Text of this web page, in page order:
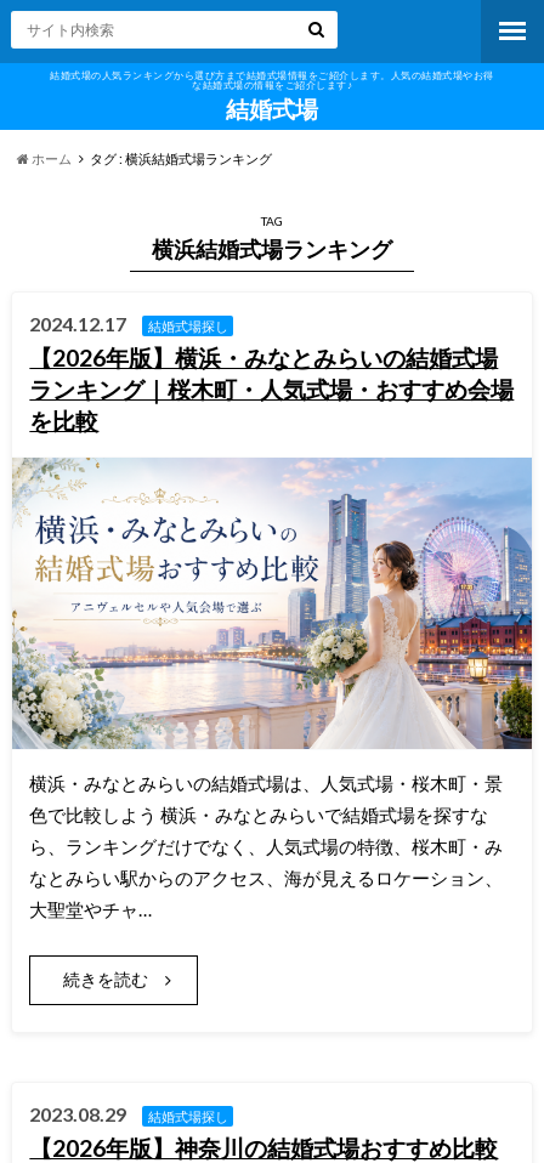
結婚式場の人気ランキングから選び方まで結婚式場情報をご紹介します。人気の結婚式場やお得
な結婚式場の情報をご紹介します♪
結婚式場
ホーム タグ : 横浜結婚式場ランキング
TAG
横浜結婚式場ランキング
2024.12.17 結婚式場探し
【2026年版】横浜・みなとみらいの結婚式場
ランキング｜桜木町・人気式場・おすすめ会場
を比較
横浜・みなとみらいの結婚式場は、人気式場・桜木町・景
色で比較しよう 横浜・みなとみらいで結婚式場を探すな
ら、ランキングだけでなく、人気式場の特徴、桜木町・み
なとみらい駅からのアクセス、海が見えるロケーション、
大聖堂やチャ…
続きを読む
2023.08.29 結婚式場探し
【2026年版】神奈川の結婚式場おすすめ比較